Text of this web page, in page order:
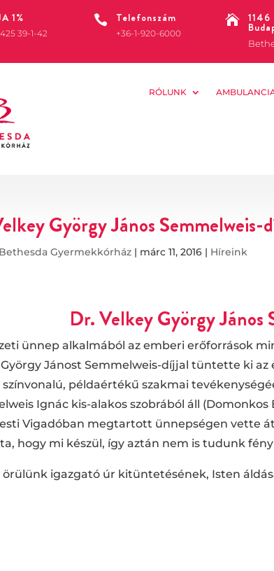
1%
39-1-42
 Telefonszám
+36-1-920-6000
 1146
RÓLUNK
György János Semmelweis-
Bethesda Gyermekkórház | márc 11, 2016 | Híreink
Dr. Velkey György János
ünnep alkalmából az emberi erőforrások
György Jánost Semmelweis-díjjal tüntette ki
színvonalú, példaértékű szakmai
Ignác kis-alakos szobrából áll (Domonkos
Vigadóban megtartott ünnepségen vette
hogy mi készül, így aztán nem is tudunk
igazgató úr kitüntetésének, Isten